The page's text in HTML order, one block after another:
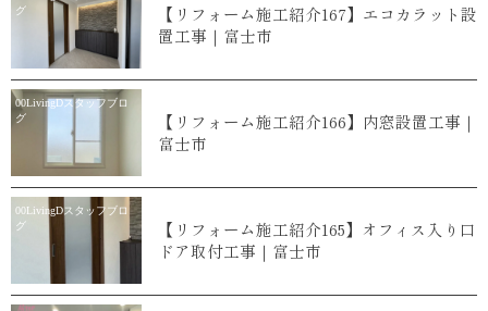
グ
【リフォーム施工紹介167】エコカラット設
置工事｜富士市
00LivingDスタッフブロ
グ
【リフォーム施工紹介166】内窓設置工事｜
富士市
00LivingDスタッフブロ
グ
【リフォーム施工紹介165】オフィス入り口
ドア取付工事｜富士市